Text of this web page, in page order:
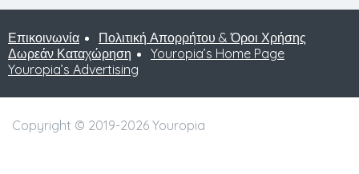
Επικοινωνία
Πολιτική Απορρήτου & Όροι Χρήσης
Δωρεάν Καταχώρηση
Youropia’s Home Page
Youropia’s Advertising
Copyright © 2019-2026 Youropia